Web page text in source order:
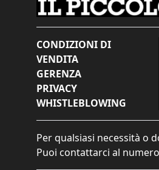
CONDIZIONI DI
VENDITA
GERENZA
PRIVACY
WHISTLEBLOWING
Per qualsiasi necessità o
Puoi contattarci al numero